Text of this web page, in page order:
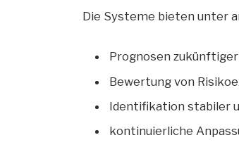
Die Systeme bieten unter
Prognosen
Bewertung von
Identifikation stabiler
kontinuierliche